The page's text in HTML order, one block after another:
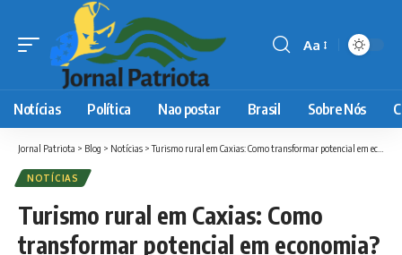
Font
Aa
Notícias Política Nao postar Brasil Sobre Nós
Jornal Patriota > Blog > Notícias >Turismo rural em Caxias: Como transformar potencial em economia?
NOTÍCIAS
Turismo rural em Caxias: Como
transformar potencial em economia?